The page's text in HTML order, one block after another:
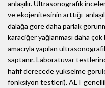
anlaşılır. Ultrasonografik
ve ekojenitesinin arttığı
dalağa göre daha parlak
karaciğer yağlanması daha çok
amacıyla yapılan
saptanır. Laboratuvar
hafif derecede yükselme
fonksiyon testleri). ALT